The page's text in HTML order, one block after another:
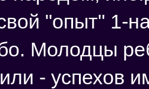
"опыт" 1-
Молодцы
- успехов